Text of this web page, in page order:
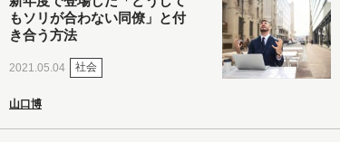
もソリが合わない同僚」と付
き合う方法
2021.05.04 社会
山口博